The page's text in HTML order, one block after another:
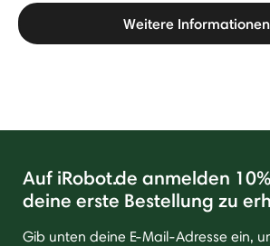
Weitere Informationen
Auf iRobot.de anmelden
deine erste Bestellung zu
Gib unten deine E-Mail-Adresse ein,